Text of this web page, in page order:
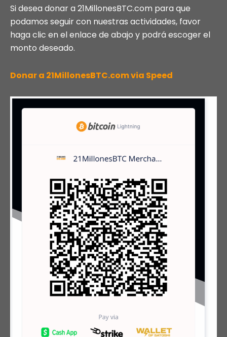
Si desea donar a 21MillonesBTC.com para que
podamos seguir con nuestras actividades, favor
haga clic en el enlace de abajo y podrá escoger el
monto deseado.
Donar a 21MillonesBTC.com via Speed